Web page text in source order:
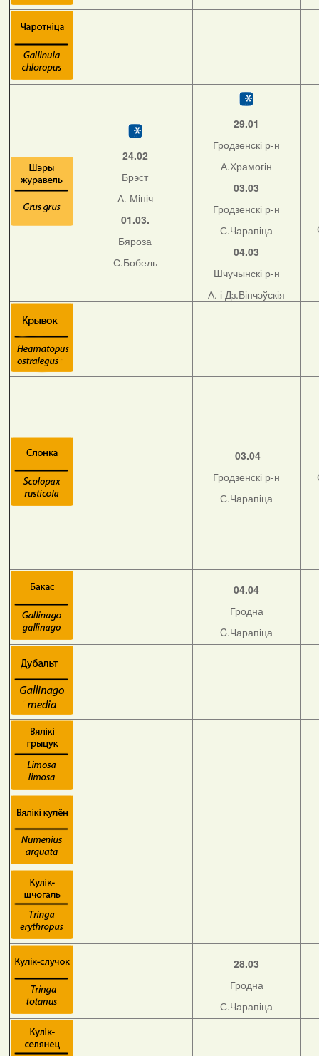
24.02
Брэст
А. Мініч
01.03.
Бяроза
С.Бобель
29.01
Гродзенскі р-н
А.Храмогін
03.03
Гродзенскі р-н
С.Чарапіца
04.03
Шчучынскі р-н
А. і Дз.Вінчэўскія
03.04
Гродзенскі р-н
С.Чарапіца
04.04
Гродна
C.Чарапіца
28.03
Гродна
С.Чарапіца